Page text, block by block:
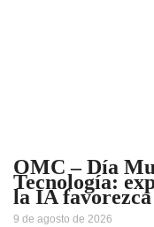
OMC – Día
Tecnología:
la IA
9 de agosto de 2026